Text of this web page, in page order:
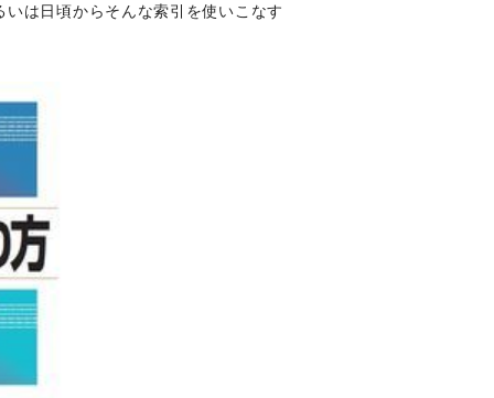
は日頃からそんな索引を使いこなす